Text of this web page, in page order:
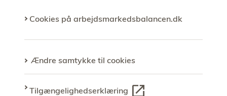
Cookies på arbejdsmarkedsbalancen.dk
Ændre samtykke til cookies
Tilgængelighedserklæring